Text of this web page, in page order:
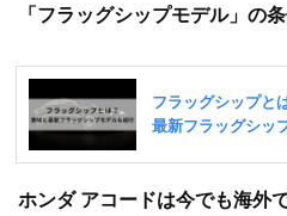
「フラッグシップモデル」の
ホンダ アコードは今でも海外